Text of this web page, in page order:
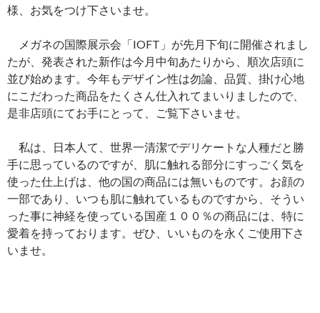
様、お気をつけ下さいませ。
メガネの国際展示会「IOFT」が先月下旬に開催されまし
たが、発表された新作は今月中旬あたりから、順次店頭に
並び始めます。今年もデザイン性は勿論、品質、掛け心地
にこだわった商品をたくさん仕入れてまいりましたので、
是非店頭にてお手にとって、ご覧下さいませ。
私は、日本人て、世界一清潔でデリケートな人種だと勝
手に思っているのですが、肌に触れる部分にすっごく気を
使った仕上げは、他の国の商品には無いものです。お顔の
一部であり、いつも肌に触れているものですから、そうい
った事に神経を使っている国産１００％の商品には、特に
愛着を持っております。ぜひ、いいものを永くご使用下さ
いませ。